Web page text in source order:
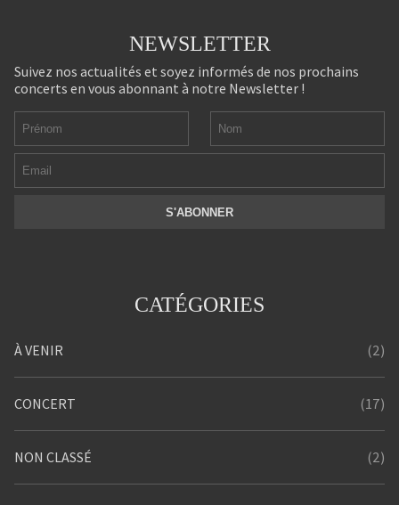
NEWSLETTER
Suivez nos actualités et soyez informés de nos prochains
concerts en vous abonnant à notre Newsletter !
CATÉGORIES
À VENIR (2)
CONCERT (17)
NON CLASSÉ (2)